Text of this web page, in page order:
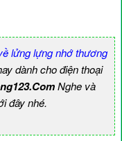
lửng lựng nhớ thương
dành cho điện thoại
Nghe và
đây nhé.